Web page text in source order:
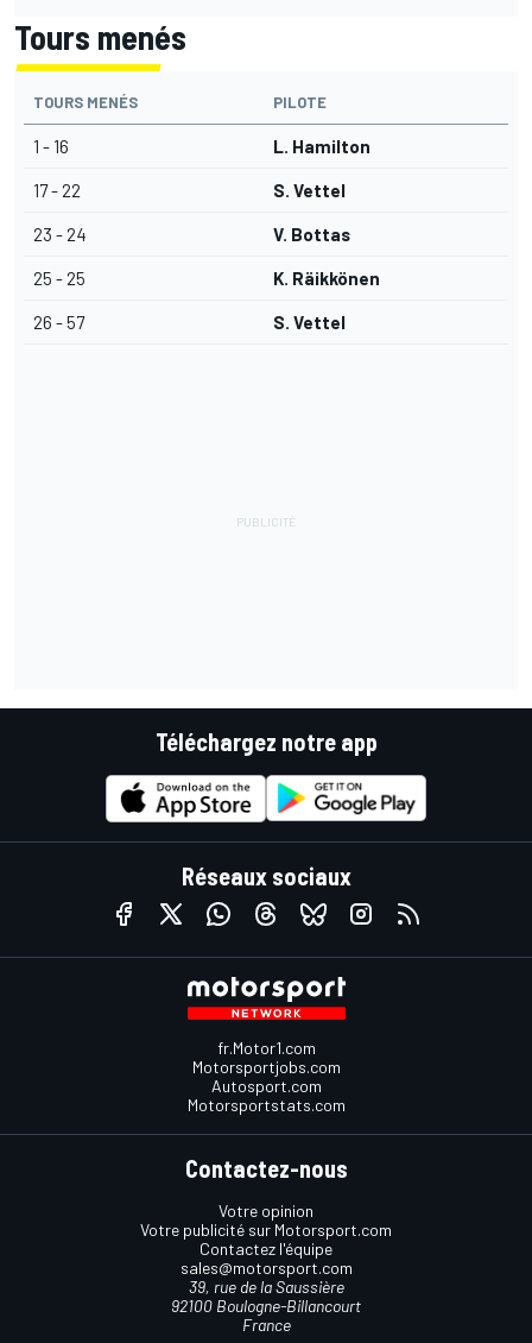
Tours menés
TOURS MENÉS PILOTE
1 - 16 L. Hamilton
17 - 22 S. Vettel
23 - 24 V. Bottas
25 - 25 K. Räikkönen
26 - 57 S. Vettel
Téléchargez notre app
Réseaux sociaux
fr.Motor1.com
Motorsportjobs.com
Autosport.com
Motorsportstats.com
Contactez-nous
Votre opinion
Votre publicité sur Motorsport.com
Contactez l'équipe
sales@motorsport.com
39, rue de la Saussière
92100 Boulogne-Billancourt
France